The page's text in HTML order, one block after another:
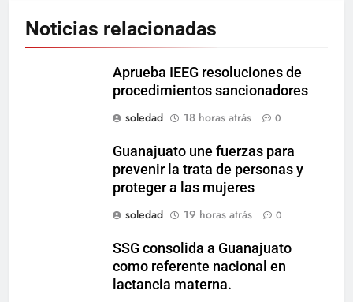
Noticias relacionadas
Aprueba IEEG resoluciones de
procedimientos sancionadores
soledad
18 horas atrás 0
Guanajuato une fuerzas para
prevenir la trata de personas y
proteger a las mujeres
soledad
19 horas atrás 0
SSG consolida a Guanajuato
como referente nacional en
lactancia materna.